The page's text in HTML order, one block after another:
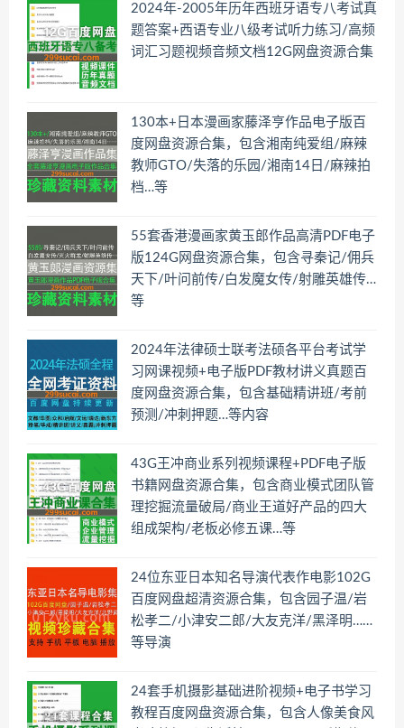
2024年-2005年历年西班牙语专八考试真
题答案+西语专业八级考试听力练习/高频
词汇习题视频音频文档12G网盘资源合集
130本+日本漫画家藤泽亨作品电子版百
度网盘资源合集，包含湘南纯爱组/麻辣
教师GTO/失落的乐园/湘南14日/麻辣拍
档…等
55套香港漫画家黄玉郎作品高清PDF电子
版124G网盘资源合集，包含寻秦记/佣兵
天下/叶问前传/白发魔女传/射雕英雄传…
等
2024年法律硕士联考法硕各平台考试学
习网课视频+电子版PDF教材讲义真题百
度网盘资源合集，包含基础精讲班/考前
预测/冲刺押题…等内容
43G王冲商业系列视频课程+PDF电子版
书籍网盘资源合集，包含商业模式团队管
理挖掘流量破局/商业王道好产品的四大
组成架构/老板必修五课…等
24位东亚日本知名导演代表作电影102G
百度网盘超清资源合集，包含园子温/岩
松孝二/小津安二郎/大友克洋/黑泽明……
等导演
24套手机摄影基础进阶视频+电子书学习
教程百度网盘资源合集，包含人像美食风